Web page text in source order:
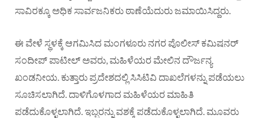
ಸಾವಿರಕ್ಕೂ ಅಧಿಕ ಸಾರ್ವಜನಿಕರು ಠಾಣೆಯೆದುರು ಜಮಾಯಿಸಿದ್ದರು.
ಈ ವೇಳೆ ಸ್ಥಳಕ್ಕೆ ಆಗಮಿಸಿದ ಮಂಗಳೂರು ನಗರ ಪೊಲೀಸ್‌ ಕಮಿಷನರ್‌
ಸಂದೀಪ್‌ ಪಾಟೀಲ್‌ ಅವರು, ಮಹಿಳೆಯರ ಮೇಲಿನ ದೌರ್ಜನ್ಯ
ಖಂಡನೀಯ. ಕುತ್ತಾರು ಪ್ರದೇಶದಲ್ಲಿ ಸಿಸಿಟಿವಿ ದಾಖಲೆಗಳನ್ನು ಪಡೆಯಲು
ಸೂಚಿಸಲಾಗಿದೆ. ದಾಳಿಗೊಳಗಾದ ಮಹಿಳೆಯರ ಮಾಹಿತಿ
ಪಡೆದುಕೊಳ್ಳಲಾಗಿದೆ. ಇಬ್ಬರನ್ನು ವಶಕ್ಕೆ ಪಡೆದುಕೊಳ್ಳಲಾಗಿದೆ. ಮೂವರು